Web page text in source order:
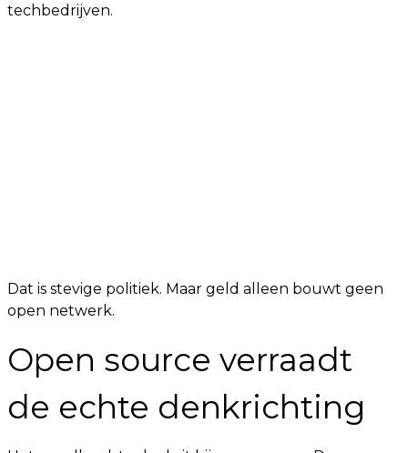
techbedrijven.
Dat is stevige politiek. Maar geld alleen bouwt geen
open netwerk.
Open source verraadt
de echte denkrichting